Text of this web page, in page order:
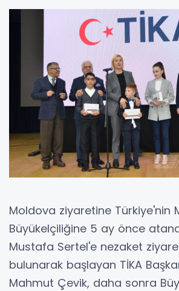
Moldova ziyaretine Türkiye'nin
Büyükelçiliğine 5 ay önce
Mustafa Sertel'e nezaket
bulunarak başlayan TİKA
Mahmut Çevik, daha sonra